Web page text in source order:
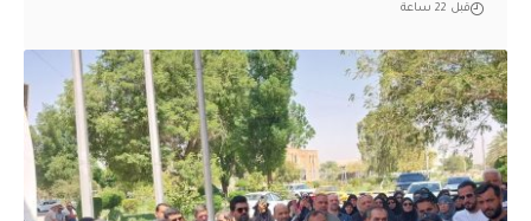
قبل 22 ساعة